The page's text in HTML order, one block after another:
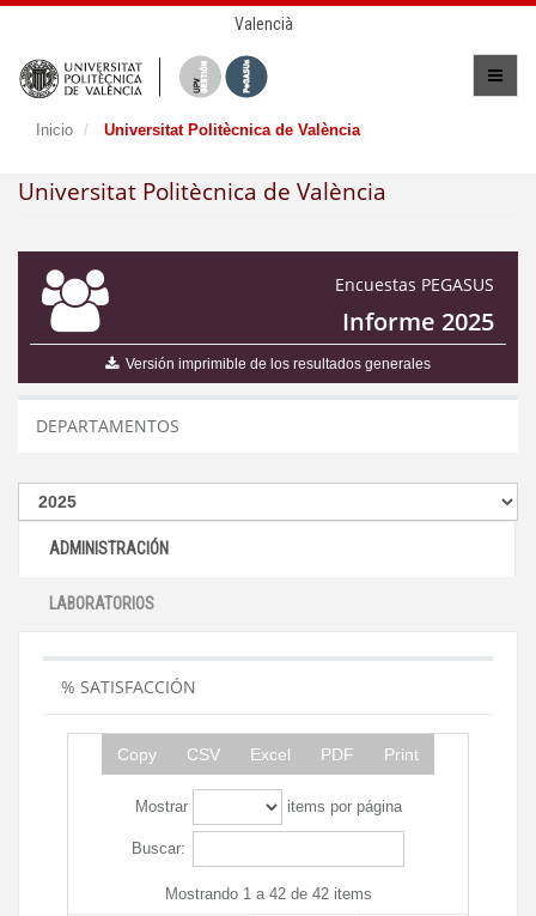
Valencià
Inicio Universitat Politècnica de València
Universitat Politècnica de València
Encuestas PEGASUS
Informe 2025
Versión imprimible de los resultados generales
DEPARTAMENTOS
ADMINISTRACIÓN
LABORATORIOS
% SATISFACCIÓN
Copy CSV Excel PDF Print
Mostrar items por página
Buscar:
Mostrando 1 a 42 de 42 items